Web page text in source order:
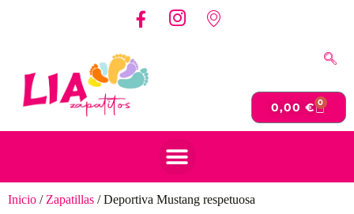
0,00€ 0
Inicio / Zapatillas / Deportiva Mustang respetuosa